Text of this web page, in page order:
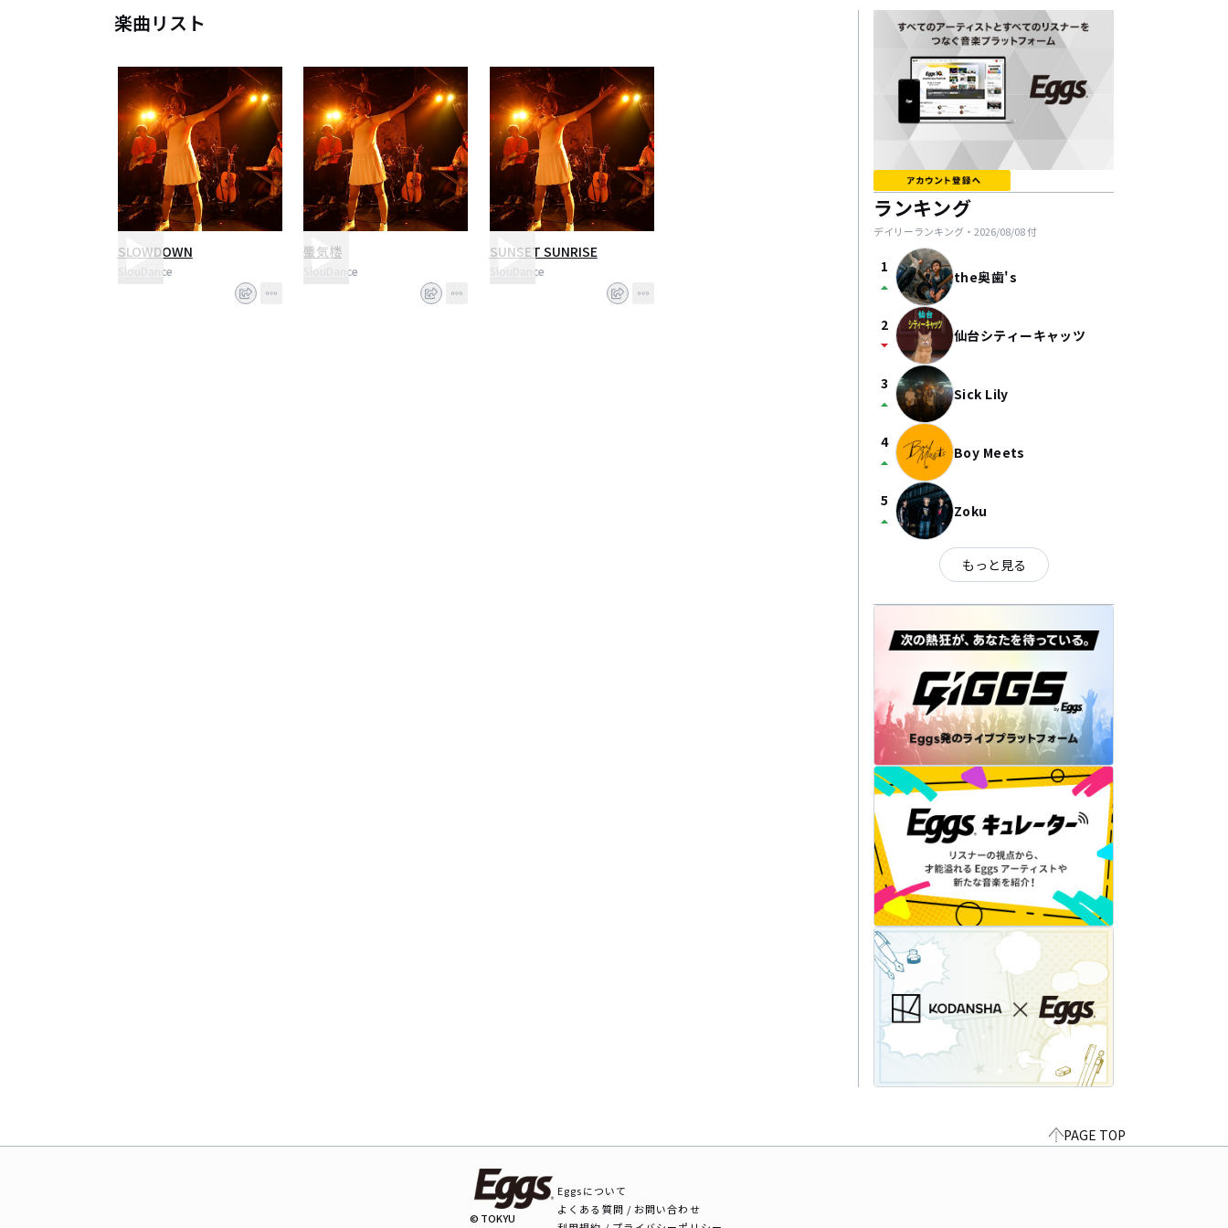
楽曲リスト
SLOWDOWN
SlouDance
蜃気楼
SlouDance
SUNSET SUNRISE
SlouDance
ランキング
デイリーランキング・ 2026/08/08付
1
arrow_drop_up the奥歯's
2
arrow_drop_down 仙台シティーキャッツ
3
arrow_drop_up Sick Lily
4
arrow_drop_up Boy Meets
5
arrow_drop_up Zoku
もっと見る
PAGE TOP
© TOKYU
Eggsについて
よくある質問 / お問い合わせ